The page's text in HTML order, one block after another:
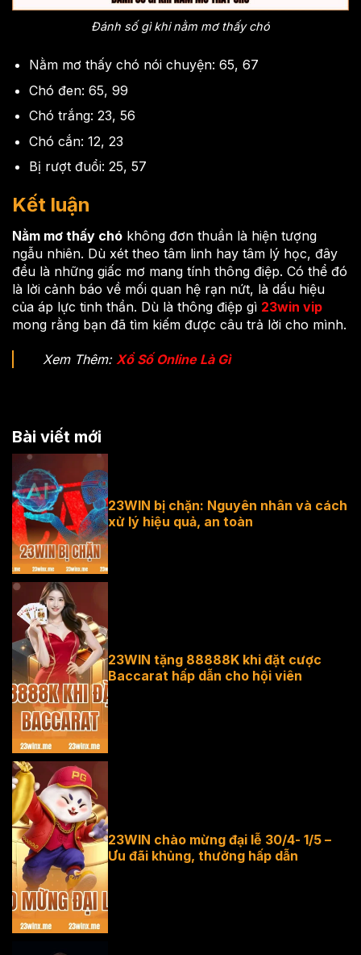
Đánh số gì khi nằm mơ thấy chó
Nằm mơ thấy chó nói chuyện: 65, 67
Chó đen: 65, 99
Chó trắng: 23, 56
Chó cắn: 12, 23
Bị rượt đuổi: 25, 57
Kết luận
Nằm mơ thấy chó không đơn thuần là hiện tượng
ngẫu nhiên. Dù xét theo tâm linh hay tâm lý học, đây
đều là những giấc mơ mang tính thông điệp. Có thể đó
là lời cảnh báo về mối quan hệ rạn nứt, là dấu hiệu
của áp lực tinh thần. Dù là thông điệp gì 23win vip
mong rằng bạn đã tìm kiếm được câu trả lời cho mình.
Xem Thêm: Xổ Số Online Là Gì
Bài viết mới
23win bị chặn
23WIN bị chặn: Nguyên nhân và cách
xử lý hiệu quả, an toàn
tặng 88888K
khi đặt cược
Baccarat
23WIN tặng 88888K khi đặt cược
Baccarat hấp dẫn cho hội viên
23WIN chào
mừng đại lễ
30/4- 1/5
23WIN chào mừng đại lễ 30/4- 1/5 –
Ưu đãi khủng, thưởng hấp dẫn